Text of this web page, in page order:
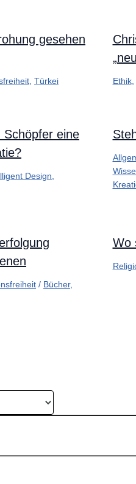
gesehen
Türkei Ethik,
Schöpfer eine
Design
/ Bücher,
Wo